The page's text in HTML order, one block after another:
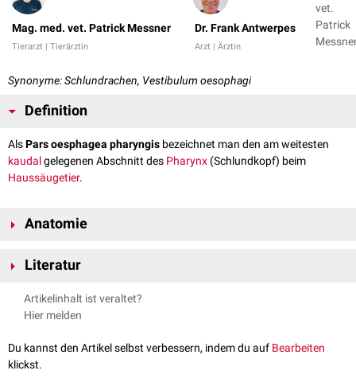
Mag. med. vet. Patrick Messner
Tierarzt | Tierärztin
Dr. Frank Antwerpes
Arzt | Ärztin
vet.
Patrick
Synonyme: Schlundrachen, Vestibulum oesophagi
Definition
AlsPars oesphagea pharyngis bezeichnet man den am weitesten
kaudalgelegenen Abschnitt des Pharynx (Schlundkopf) beim
Haussäugetier.
Anatomie
oris) an. Er verbindet diese einerseits mit der
nasi) und demKehlkopf(Larynx) her. Mit seinen Begrenzungen
umschließt der Pharynx die
Pharynxabteilungen
Literatur
Nickel, Richard, August Schummer, Eugen Seiferle. Band II:
Organsysteme. Lehrbuch der Anatomie der Haustiere. Parey, 2004.
Artikelinhalt ist veraltet?
Hier melden
Du kannst den Artikel selbst verbessern, indem du auf Bearbeiten
klickst.